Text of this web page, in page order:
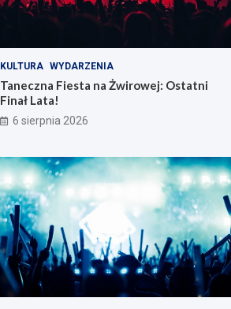
KULTURA WYDARZENIA
Taneczna Fiesta na Żwirowej: Ostatni
Finał Lata!
6 sierpnia 2026